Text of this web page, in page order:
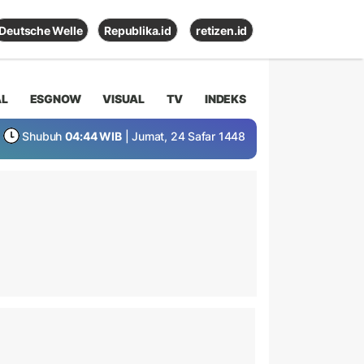
Deutsche Welle Republika.id retizen.id
ESGNOW VISUAL TV INDEKS
Shubuh 04:44 WIB | Jumat, 24 Safar 1448